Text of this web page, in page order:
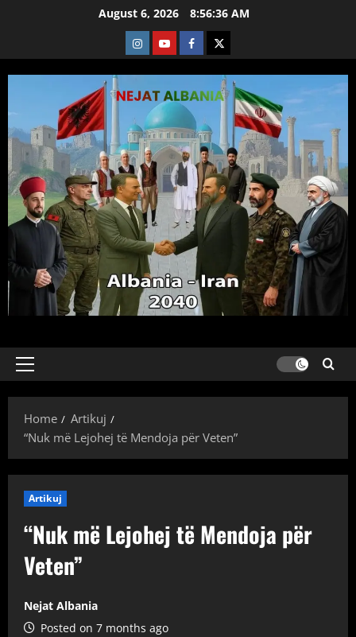
August 6, 2026 8:56:37 AM
Instagram
YoutubeFacebook
X
Primary
Home
Artikuj
“Nuk më Lejohej të Mendoja për Veten”
Artikuj
“Nuk më Lejohej të Mendoja për
Veten”
Nejat Albania
Posted on 7 months ago